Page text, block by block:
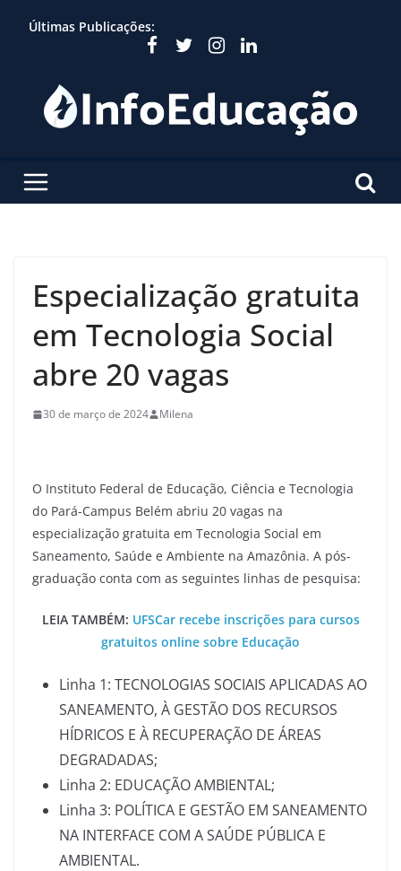
Últimas Publicações:
Especialização gratuita
em Tecnologia Social
abre 20 vagas
30 de março de 2024 Milena
O Instituto Federal de Educação, Ciência e Tecnologia
do Pará-Campus Belém abriu 20 vagas na
especialização gratuita em Tecnologia Social em
Saneamento, Saúde e Ambiente na Amazônia. A pós-
graduação conta com as seguintes linhas de pesquisa:
LEIA TAMBÉM: UFSCar recebe inscrições para cursos
gratuitos online sobre Educação
Linha 1: TECNOLOGIAS SOCIAIS APLICADAS AO
SANEAMENTO, À GESTÃO DOS RECURSOS
HÍDRICOS E À RECUPERAÇÃO DE ÁREAS
DEGRADADAS;
Linha 2: EDUCAÇÃO AMBIENTAL;
Linha 3: POLÍTICA E GESTÃO EM SANEAMENTO
NA INTERFACE COM A SAÚDE PÚBLICA E
AMBIENTAL.